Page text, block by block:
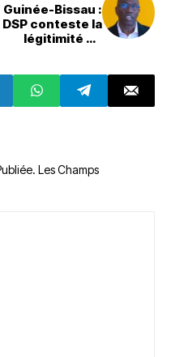
Guinée-Bissau :
DSP conteste la
légitimité de
Les Champs